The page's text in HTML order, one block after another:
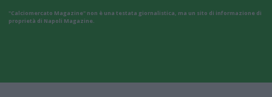
"Calciomercato Magazine" non è una testata giornalistica, ma un sito di informazione di
proprietà di Napoli Magazine.